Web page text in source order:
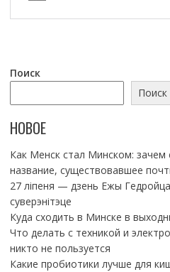
Поиск
Поиск
НОВОЕ
Как Менск стал Минском: зачем
название, существовавшее
27 ліпеня — дзень Ежы Гедройца
суверэнітэце
Куда сходить в Минске в
Что делать с техникой и
никто не пользуется
Какие пробиотики лучше для